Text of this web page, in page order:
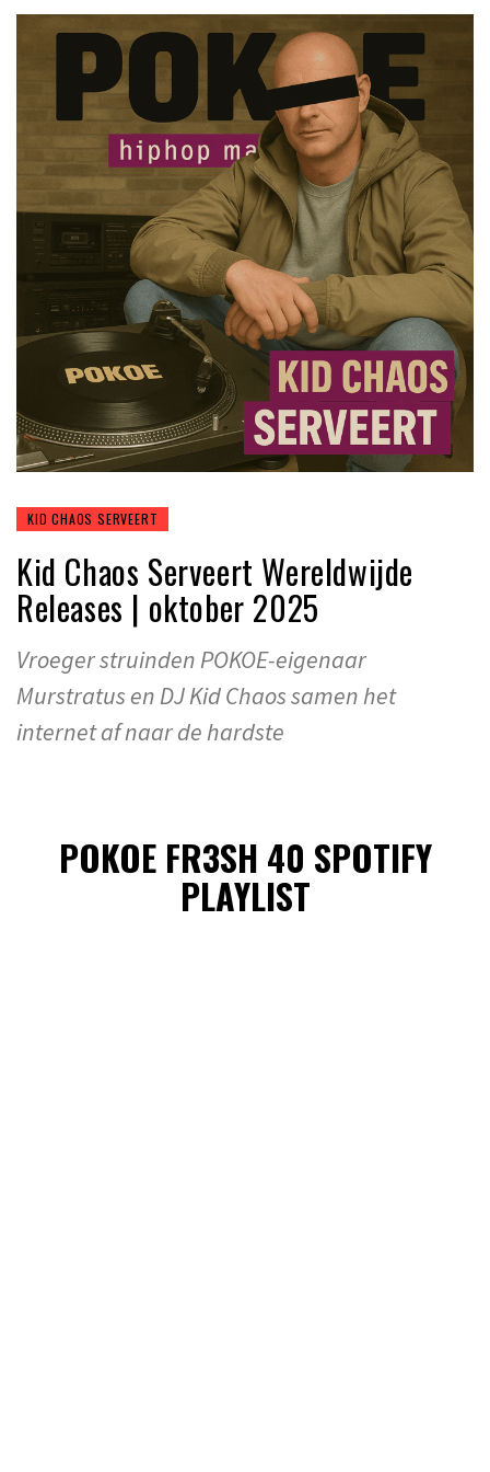
KID CHAOS SERVEERT
Kid Chaos Serveert Wereldwijde
Releases | oktober 2025
Vroeger struinden POKOE-eigenaar
Murstratus en DJ Kid Chaos samen het
internet af naar de hardste
POKOE FR3SH 40 SPOTIFY
PLAYLIST